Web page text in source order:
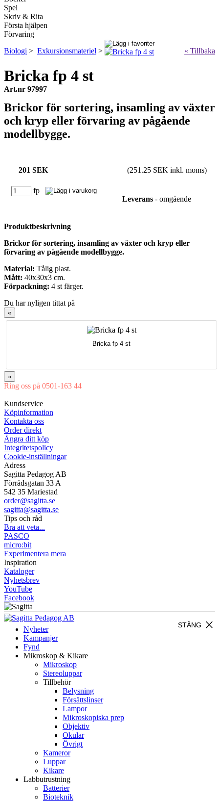
Spel
Skriv & Rita
Första hjälpen
Förvaring
Biologi > Exkursionsmateriel > « Tillbaka
Bricka fp 4 st
Art.nr 97997
Brickor för sortering, insamling av växter
och kryp eller förvaring av pågående
modellbygge.
201 SEK (251.25 SEK inkl. moms)
fp
Leverans - omgående
Produktbeskrivning
Brickor för sortering, insamling av växter och kryp eller
förvaring av pågående modellbygge.
Material: Tålig plast.
Mått: 40x30x3 cm.
Förpackning: 4 st färger.
Du har nyligen tittat på
«
Bricka fp 4 st
»
Ring oss på 0501-163 44
Kundservice
Köpinformation
Kontakta oss
Order direkt
Ångra ditt köp
Integritetspolicy
Cookie-inställningar
Adress
Sagitta Pedagog AB
Förrådsgatan 33 A
542 35 Mariestad
order@sagitta.se
sagitta@sagitta.se
Tips och råd
Bra att veta...
PASCO
micro:bit
Experimentera mera
Inspiration
Kataloger
Nyhetsbrev
YouTube
Facebook
close
STÄNG
Nyheter
Kampanjer
Fynd
Mikroskop & Kikare
Mikroskop
Stereoluppar
Tillbehör
Belysning
Försättslinser
Lampor
Mikroskopiska prep
Objektiv
Okular
Övrigt
Kameror
Luppar
Kikare
Labbutrustning
Batterier
Bioteknik